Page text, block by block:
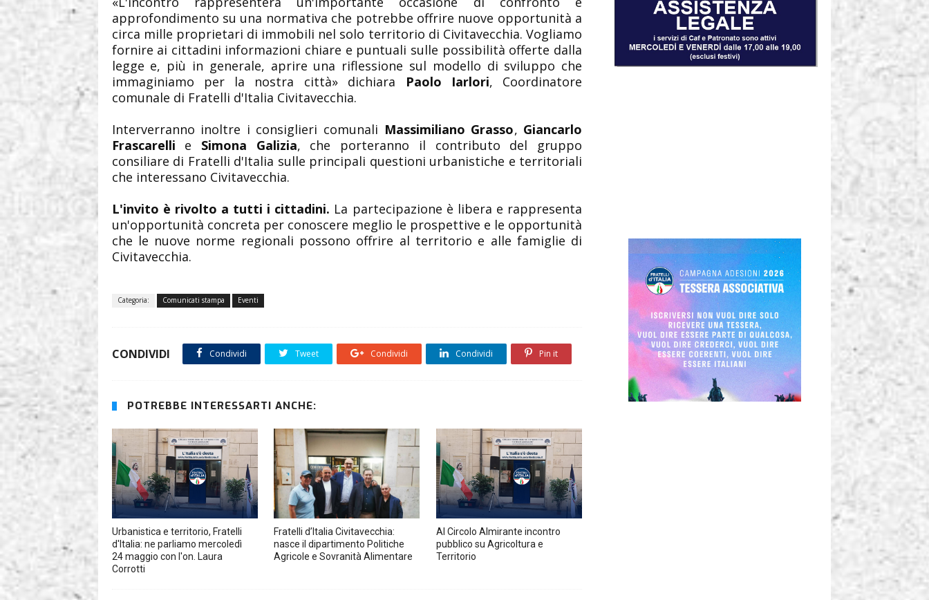
approfondimento su una normativa che potrebbe offrire nuove opportunità a
circa mille proprietari di immobili nel solo territorio di Civitavecchia. Vogliamo
fornire ai cittadini informazioni chiare e puntuali sulle possibilità offerte dalla
legge e, più in generale, aprire una riflessione sul modello di sviluppo che
immaginiamo per la nostra città» dichiara
Paolo Iarlori, Coordinatore
comunale di Fratelli d'Italia Civitavecchia.
Interverranno inoltre i consiglieri comunali Massimiliano Grasso, Giancarlo
Frascarelli e Simona Galizia, che porteranno il contributo del gruppo
consiliare di Fratelli d'Italia sulle principali questioni urbanistiche e territoriali
che interessano Civitavecchia.
L'invito è rivolto a tutti i cittadini. La partecipazione è libera e rappresenta
un'opportunità concreta per conoscere meglio le prospettive e le opportunità
che le nuove norme regionali possono offrire al territorio e alle famiglie di
Civitavecchia.
Categoria: Comunicati stampa Eventi
CONDIVIDI Condividi Tweet Condividi Condividi Pin it
POTREBBE INTERESSARTI ANCHE:
Urbanistica e territorio, Fratelli
d'Italia: ne parliamo mercoledì
24 maggio con l'on. Laura
Corrotti
Fratelli d’Italia Civitavecchia:
nasce il dipartimento Politiche
Agricole e Sovranità Alimentare
Al Circolo Almirante incontro
pubblico su Agricoltura e
Territorio